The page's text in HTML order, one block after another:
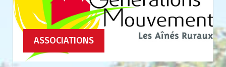
ASSOCIATIONS